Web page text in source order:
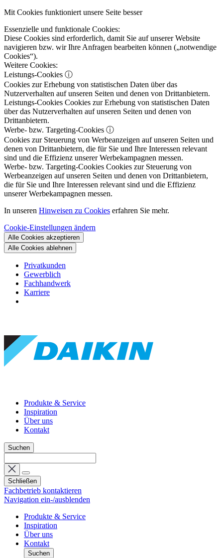
Mit Cookies funktioniert unsere Seite besser
Essenzielle und funktionale Cookies:
Diese Cookies sind erforderlich, damit Sie auf unserer Website
navigieren bzw. wir Ihre Anfragen bearbeiten können („notwendige
Cookies“).
Weitere Cookies:
Leistungs-Cookies ⓘ
Cookies zur Erhebung von statistischen Daten über das
Nutzerverhalten auf unseren Seiten und denen von Drittanbietern.
Leistungs-Cookies Cookies zur Erhebung von statistischen Daten
über das Nutzerverhalten auf unseren Seiten und denen von
Drittanbietern.
Werbe- bzw. Targeting-Cookies ⓘ
Cookies zur Steuerung von Werbeanzeigen auf unseren Seiten und
denen von Drittanbietern, die für Sie und Ihre Interessen relevant
sind und die Effizienz unserer Werbekampagnen messen.
Werbe- bzw. Targeting-Cookies Cookies zur Steuerung von
Werbeanzeigen auf unseren Seiten und denen von Drittanbietern,
die für Sie und Ihre Interessen relevant sind und die Effizienz
unserer Werbekampagnen messen.
In unseren Hinweisen zu Cookies erfahren Sie mehr.
Cookie-Einstellungen ändern
Alle Cookies akzeptieren
Alle Cookies ablehnen
Privatkunden
Gewerblich
Fachhandwerk
Karriere
Produkte & Service
Inspiration
Über uns
Kontakt
Suchen
Schließen
Fachbetrieb kontaktieren
Navigation ein-/ausblenden
Produkte & Service
Inspiration
Über uns
Kontakt
Suchen